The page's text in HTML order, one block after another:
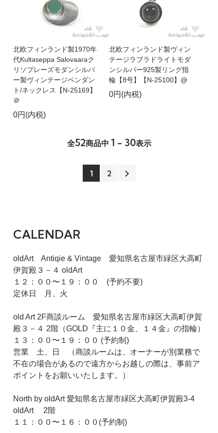
北欧フィンランド製1970年
代Kultaseppa Salovaaraク
リソプレーズモダンシルバ
ー製ヴィンテージペンダン
ト/ネックレス【N-25169】
＠
0円(内税)
北欧フィンランド製ヴィン
テージラブラドライトモダ
ンシルバー925製リング指
輪【8号】【N-25100】@
0円(内税)
全52商品中 1 - 30表示
1 2
CALENDAR
oldArt Antiqie & Vintage 愛知県名古屋市緑区大高町
伊賀殿３－４ oldArt
１２：００〜１９：００ (予約不要)
定休日 月、火
old Art 2F商談ルーム 愛知県名古屋市緑区大高町伊賀
殿３－４ 2階（GOLD『主に１０金、１４金』の指輪）
１３：００〜１９：００ (予約制)
営業 土、日 （商談ルームは、オーナーが別業務で
不在の場合があるので遠方からお越しの際は、事前ア
ポイントをお願いいたします。）
North by oldArt 愛知県名古屋市緑区大高町伊賀殿3-4
oldArt 2階
１１：００〜１６：００(予約制)